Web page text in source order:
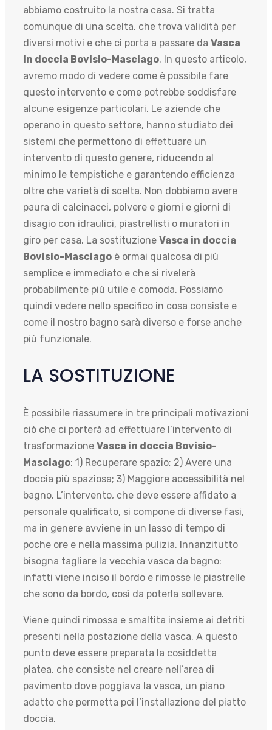
abbiamo costruito la nostra casa. Si tratta
comunque di una scelta, che trova validità per
diversi motivi e che ci porta a passare da Vasca
in doccia Bovisio-Masciago. In questo articolo,
avremo modo di vedere come è possibile fare
questo intervento e come potrebbe soddisfare
alcune esigenze particolari. Le aziende che
operano in questo settore, hanno studiato dei
sistemi che permettono di effettuare un
intervento di questo genere, riducendo al
minimo le tempistiche e garantendo efficienza
oltre che varietà di scelta. Non dobbiamo avere
paura di calcinacci, polvere e giorni e giorni di
disagio con idraulici, piastrellisti o muratori in
giro per casa. La sostituzione Vasca in doccia
Bovisio-Masciago è ormai qualcosa di più
semplice e immediato e che si rivelerà
probabilmente più utile e comoda. Possiamo
quindi vedere nello specifico in cosa consiste e
come il nostro bagno sarà diverso e forse anche
più funzionale.
LA SOSTITUZIONE
È possibile riassumere in tre principali motivazioni
ciò che ci porterà ad effettuare l’intervento di
trasformazione Vasca in doccia Bovisio-
Masciago: 1) Recuperare spazio; 2) Avere una
doccia più spaziosa; 3) Maggiore accessibilità nel
bagno. L’intervento, che deve essere affidato a
personale qualificato, si compone di diverse fasi,
ma in genere avviene in un lasso di tempo di
poche ore e nella massima pulizia. Innanzitutto
bisogna tagliare la vecchia vasca da bagno:
infatti viene inciso il bordo e rimosse le piastrelle
che sono da bordo, così da poterla sollevare.
Viene quindi rimossa e smaltita insieme ai detriti
presenti nella postazione della vasca. A questo
punto deve essere preparata la cosiddetta
platea, che consiste nel creare nell’area di
pavimento dove poggiava la vasca, un piano
adatto che permetta poi l’installazione del piatto
doccia.